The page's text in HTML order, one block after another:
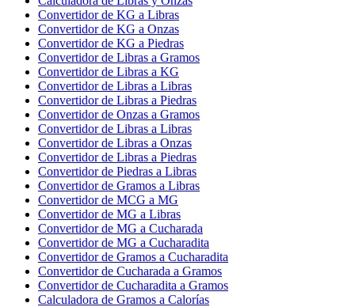
Convertidor de KG a Libras
Convertidor de KG a Onzas
Convertidor de KG a Piedras
Convertidor de Libras a Gramos
Convertidor de Libras a KG
Convertidor de Libras a Libras
Convertidor de Libras a Piedras
Convertidor de Onzas a Gramos
Convertidor de Libras a Libras
Convertidor de Libras a Onzas
Convertidor de Libras a Piedras
Convertidor de Piedras a Libras
Convertidor de Gramos a Libras
Convertidor de MCG a MG
Convertidor de MG a Libras
Convertidor de MG a Cucharada
Convertidor de MG a Cucharadita
Convertidor de Gramos a Cucharadita
Convertidor de Cucharada a Gramos
Convertidor de Cucharadita a Gramos
Calculadora de Gramos a Calorías